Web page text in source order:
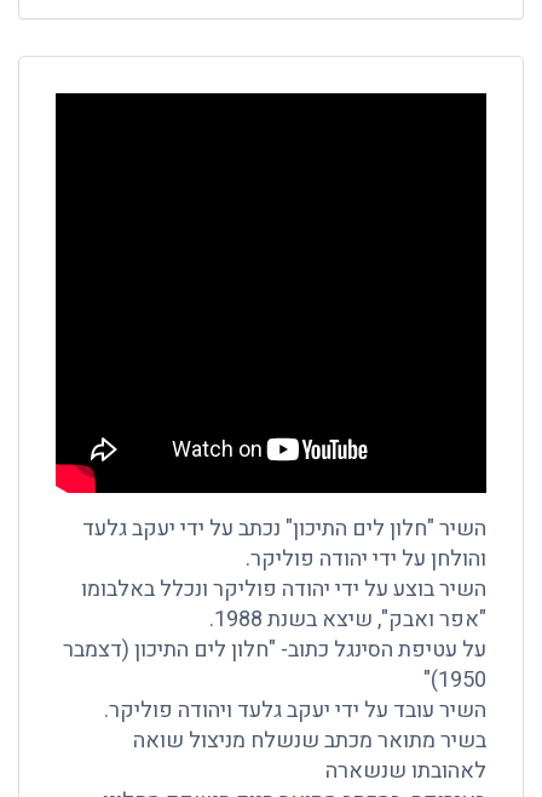
השיר "חלון לים התיכון" נכתב על ידי יעקב גלעד
והולחן על ידי יהודה פוליקר.
השיר בוצע על ידי יהודה פוליקר ונכלל באלבומו
"אפר ואבק", שיצא בשנת 1988.
על עטיפת הסינגל כתוב- "חלון לים התיכון (דצמבר
1950)"
השיר עובד על ידי יעקב גלעד ויהודה פוליקר.
בשיר מתואר מכתב שנשלח מניצול שואה
לאהובתו שנשארה